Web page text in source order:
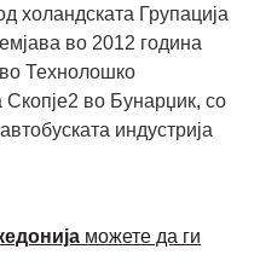
холандската Групација
во 2012 година
во Технолошко
Скопје2 во Бунарџик, со
индустрија
можете да ги